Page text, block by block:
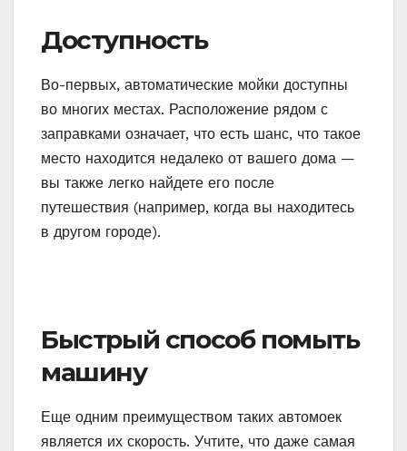
Доступность
Во-первых, автоматические мойки доступны
во многих местах. Расположение рядом с
заправками означает, что есть шанс, что такое
место находится недалеко от вашего дома —
вы также легко найдете его после
путешествия (например, когда вы находитесь
в другом городе).
Быстрый способ помыть
машину
Еще одним преимуществом таких автомоек
является их скорость. Учтите, что даже самая